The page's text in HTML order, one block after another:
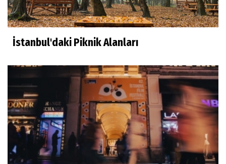
İstanbul'daki Piknik Alanları